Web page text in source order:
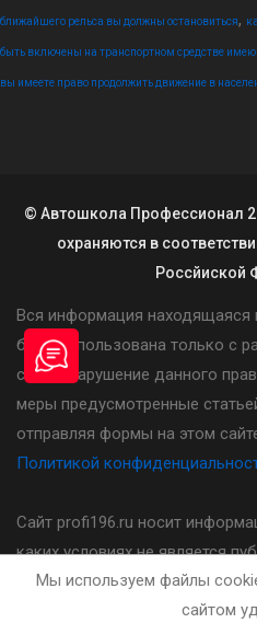
ближайшего рельса вы должны остановиться,
быть включены на транспортном средстве
вы имеете право продолжить движение в
© Автошкола Профессионал
охраняются в
Россйиской
Вся информация находящаяся
быть использована только с
сайта. Нарушение данного
меры предусмотренные
отправляя формы на этом
Политикой
Сайт profi196.ru носит
каких условиях не является
определяемой положениями
кодекса Российской
Мы используем файлы
сайтом